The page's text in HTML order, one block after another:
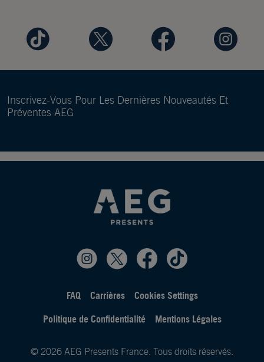
Inscrivez-Vous Pour Les Dernières Nouveautés Et
Préventes AEG
FAQ Carrières
Cookies Settings
Politique de Confidentialité
Mentions Légales
© 2026 AEG Presents France. Tous droits réservés.